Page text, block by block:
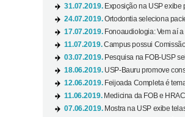
31.07.2019. Exposição na USP exibe
24.07.2019.Ortodontia seleciona
17.07.2019. Fonoaudiologia: Vem aí
11.07.2019.Campus possui
03.07.2019. Pesquisa na FOB-USP
18.06.2019. USP-Bauru promove
12.06.2019. Feijoada Completa é
11.06.2019. Medicina da FOB e
07.06.2019. Mostra na USP exibe